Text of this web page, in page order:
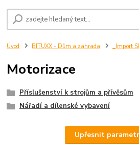
Úvod BITUXX - Dům a zahrada _Import
Motorizace
Příslušenství k strojům a přívěsům
Nářadí a dílenské vybavení
Upřesnit